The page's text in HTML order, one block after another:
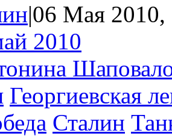
|06 Мая 2010,
2010
Георгиевская
Сталин